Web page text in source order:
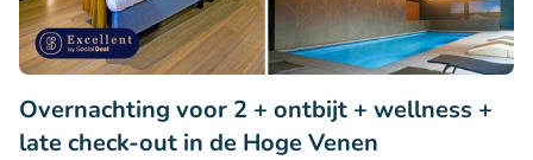
Overnachting voor 2 + ontbijt + wellness +
late check-out in de Hoge Venen